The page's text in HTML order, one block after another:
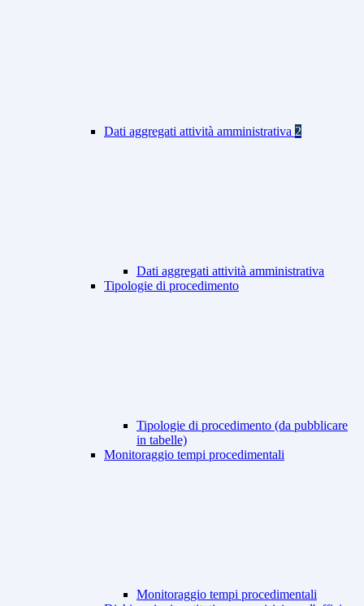
Dati aggregati attività amministrativa 2
Dati aggregati attività amministrativa
Tipologie di procedimento
Tipologie di procedimento (da pubblicare
in tabelle)
Monitoraggio tempi procedimentali
Monitoraggio tempi procedimentali